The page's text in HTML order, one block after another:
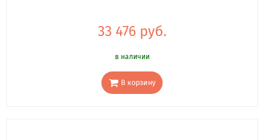
33 476 руб.
в наличии
В корзину